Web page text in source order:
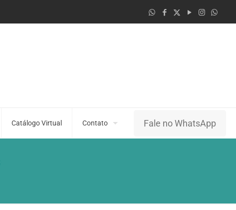
Catálogo Virtual Contato Fale no WhatsApp